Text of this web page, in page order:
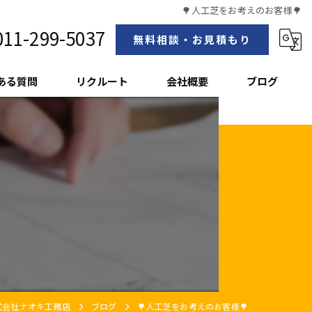
🌳人工芝をお考えのお客様🌳
299-5037 無料相談・お見積もり
る質問 リクルート 会社概要
スタッフ紹介
ブログ
社ナオキ工務店 ブログ 🌳人工芝をお考えのお客様🌳